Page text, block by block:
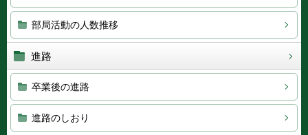
部局活動の人数推移
進路
卒業後の進路
進路のしおり